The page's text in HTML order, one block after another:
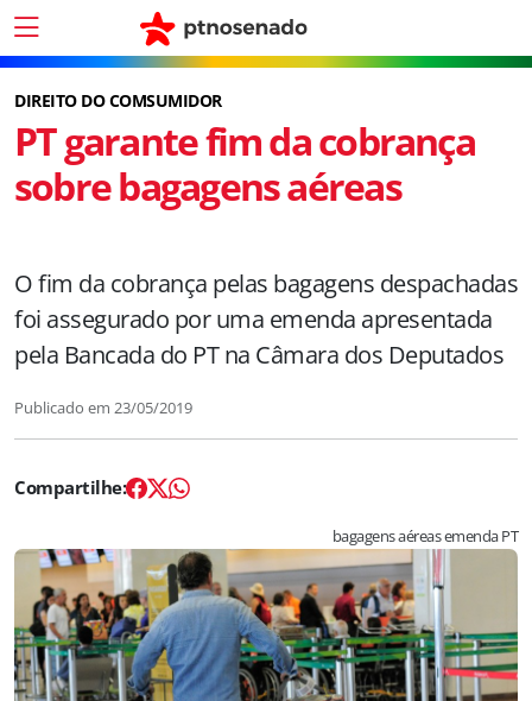
DIREITO DO COMSUMIDOR
PT garante fim da cobrança
sobre bagagens aéreas
O fim da cobrança pelas bagagens despachadas
foi assegurado por uma emenda apresentada
pela Bancada do PT na Câmara dos Deputados
Publicado em 23/05/2019
bagagens aéreas emenda PT